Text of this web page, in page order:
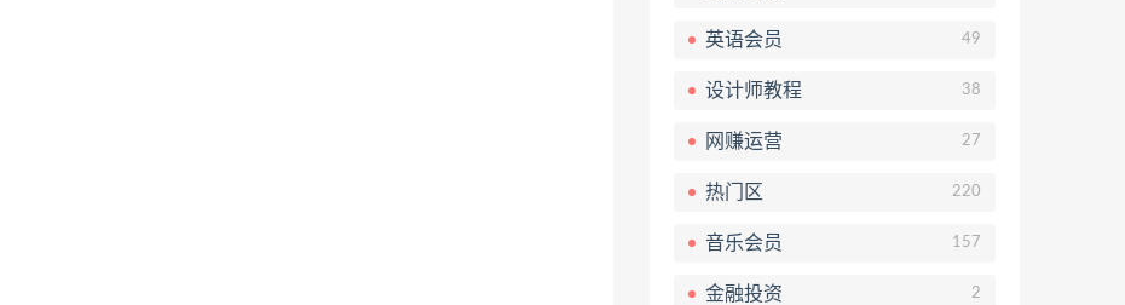
英语会员 49
设计师教程 38
网赚运营 27
热门区 220
音乐会员 157
金融投资 2